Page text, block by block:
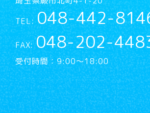
TEL:048-442-
FAX:048-202-
受付時間：9:00～18:00